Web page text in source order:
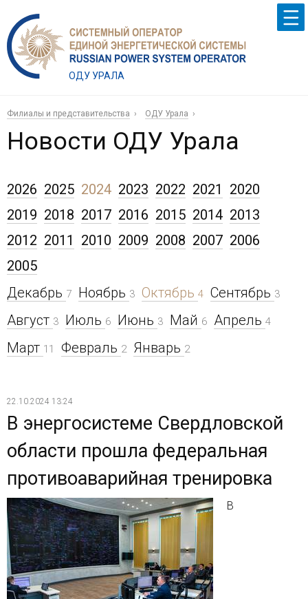
ОДУ УРАЛА
Филиалы и представительства ОДУ Урала
Новости ОДУ Урала
2026 2025 2024
Декабрь 7 Ноябрь 3 Октябрь 4 Сентябрь 3
Август 3 Июль 6 Июнь 3 Май 6 Апрель 4
Март 11 Февраль 2 Январь 2
2023 2022 2021
2020
2019 2018 2017 2016 2015 2014 2013
2012 2011 2010 2009 2008 2007 2006
2005
22.10.2024 13:24
В энергосистеме Свердловской
области прошла федеральная
противоаварийная тренировка
В